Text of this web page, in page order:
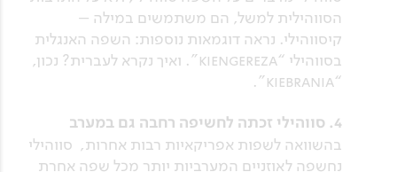
הסווהילית למשל, הם משתמשים במילה –
קיסווהילי. נראה דוגמאות נוספות: השפה האנגלית
בסווהילי “kiengereza”. ואיך נקרא לעברית? נכון,
“kiebrania”.
4. סווהילי זכתה לחשיפה רחבה גם במערב
בהשוואה לשפות אפריקאיות רבות אחרות, סווהילי
נחשפה לאוזניים המערביות יותר מכל שפה אחרת